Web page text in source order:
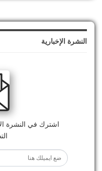
النشرة الإخبارية
اشترك في النشرة